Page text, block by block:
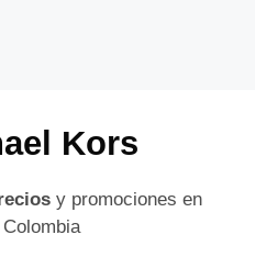
Kors
y promociones en